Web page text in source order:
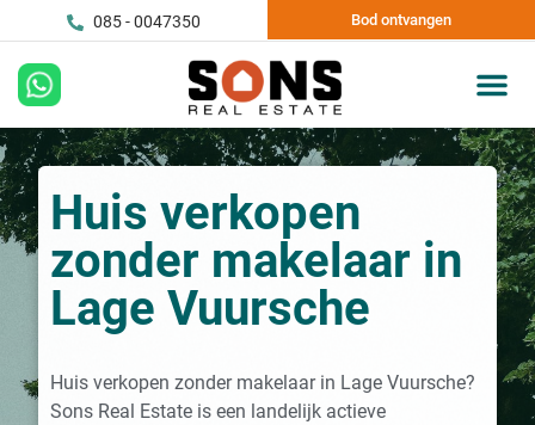
085 - 0047350 Bod ontvangen
Huis verkopen
zonder makelaar in
Lage Vuursche
Huis verkopen zonder makelaar in Lage Vuursche?
Sons Real Estate is een landelijk actieve